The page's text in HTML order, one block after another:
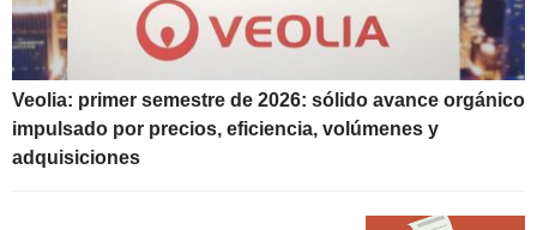
Veolia: primer semestre de 2026: sólido avance orgánico
impulsado por precios, eficiencia, volúmenes y
adquisiciones